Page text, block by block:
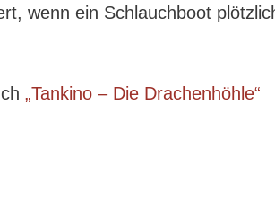
wenn ein Schlauchboot
„Tankino – Die Drachenhöhle“